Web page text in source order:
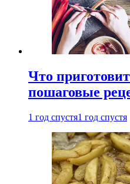
Что
пошаговые
1 год спустя1 год спустя